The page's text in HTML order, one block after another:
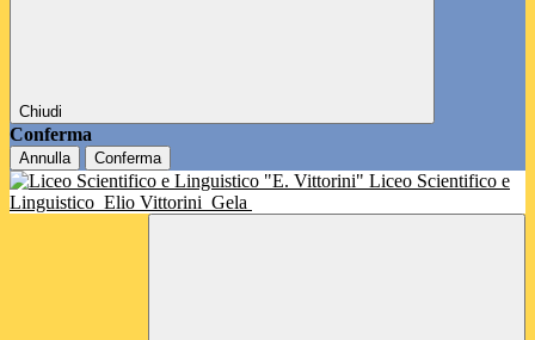
Chiudi
Conferma
Annulla Conferma
Liceo Scientifico e
Linguistico Elio Vittorini Gela